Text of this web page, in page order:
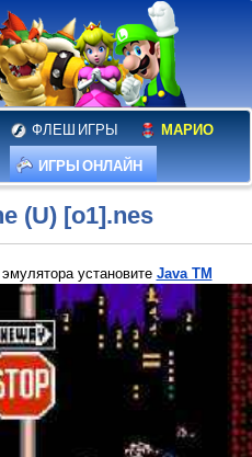
ФЛЕШ ИГРЫ МАРИО
ИГРЫ ОНЛАЙН
(U) [o1].nes
установите Java TM